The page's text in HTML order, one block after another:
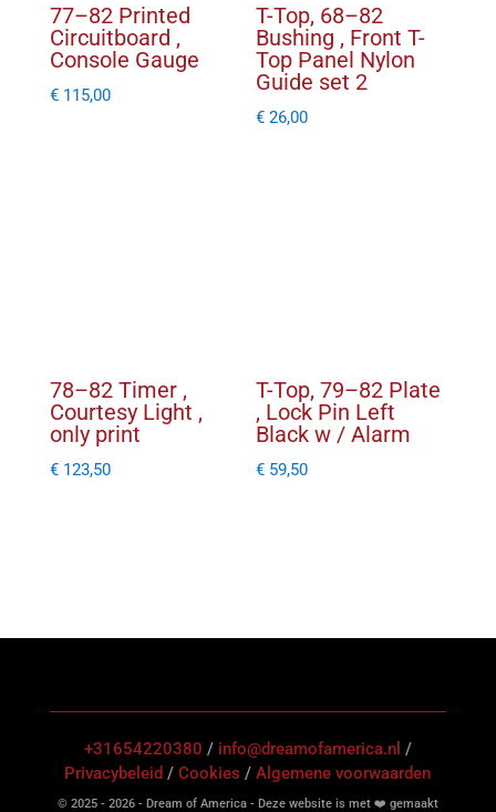
77–82 Printed
Circuitboard ,
Console Gauge
€115,00
T-Top, 68–82
Bushing , Front T-
Top Panel Nylon
Guide set 2
€ 26,00
78–82 Timer ,
Courtesy Light ,
only print
€123,50
T-Top, 79–82 Plate
, Lock Pin Left
Black w / Alarm
€ 59,50
+31654220380 / info@dreamofamerica.nl /
Privacybeleid /Cookies /Algemene voorwaarden
© 2025 - 2026 - Dream of America - Deze website is met ❤️ gemaakt